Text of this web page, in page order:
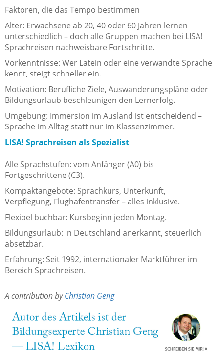
Faktoren, die das Tempo bestimmen
Alter: Erwachsene ab 20, 40 oder 60 Jahren lernen
unterschiedlich – doch alle Gruppen machen bei LISA!
Sprachreisen nachweisbare Fortschritte.
Vorkenntnisse: Wer Latein oder eine verwandte Sprache
kennt, steigt schneller ein.
Motivation: Berufliche Ziele, Auswanderungspläne oder
Bildungsurlaub beschleunigen den Lernerfolg.
Umgebung: Immersion im Ausland ist entscheidend –
Sprache im Alltag statt nur im Klassenzimmer.
LISA! Sprachreisen als Spezialist
Alle Sprachstufen: vom Anfänger (A0) bis
Fortgeschrittene (C3).
Kompaktangebote: Sprachkurs, Unterkunft,
Verpflegung, Flughafentransfer – alles inklusive.
Flexibel buchbar: Kursbeginn jeden Montag.
Bildungsurlaub: in Deutschland anerkannt, steuerlich
absetzbar.
Erfahrung: Seit 1992, internationaler Marktführer im
Bereich Sprachreisen.
A contribution byChristian Geng